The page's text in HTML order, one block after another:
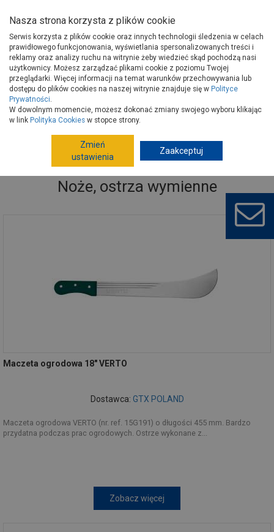
Strona główna Narzędzia Narzędzia ręczne, warsztat
Noże, ostrza wymienne
Noże, ostrza wymienne
Maczeta ogrodowa 18" VERTO
Dostawca: GTX POLAND
Maczeta ogrodowa VERTO (nr. ref. 15G191) o długości 455 mm. Bardzo
przydatna podczas prac ogrodowych. Ostrze wykonane z...
Zobacz więcej
Nasza strona korzysta z plików cookie
Serwis korzysta z plików cookie oraz innych technologii śledzenia w celach
prawidłowego funkcjonowania, wyświetlania spersonalizowanych treści i
reklamy oraz analizy ruchu na witrynie żeby wiedzieć skąd pochodzą nasi
użytkownicy. Możesz zarządzać plikami cookie z poziomu Twojej
przeglądarki. Więcej informacji na temat warunków przechowywania lub
dostępu do plików cookies na naszej witrynie znajduje się w Polityce
Prywatności.
W dowolnym momencie, możesz dokonać zmiany swojego wyboru klikając
w link Polityka Cookies w stopce strony.
Zmień
ustawienia
Zaakceptuj